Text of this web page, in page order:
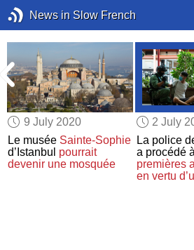
News in Slow French
9 July 2020
Le musée Sainte-Sophie
d’Istanbul pourrait
devenir une mosquée
2 July
La police
a procédé
premières
en vertu